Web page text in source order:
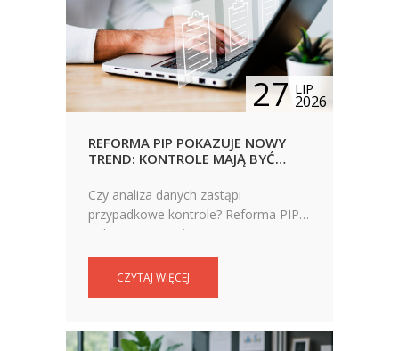
27 LIP
2026
REFORMA PIP POKAZUJE NOWY
TREND: KONTROLE MAJĄ BYĆ
DANYCH
Czy analiza danych zastąpi
przypadkowe kontrole? Reforma PIP
pokazuje, że państwowe instytucje
coraz częściej sięgają po rozwiązania,
które przedsiębiorcy wykorzystują już
CZYTAJ WIĘCEJ